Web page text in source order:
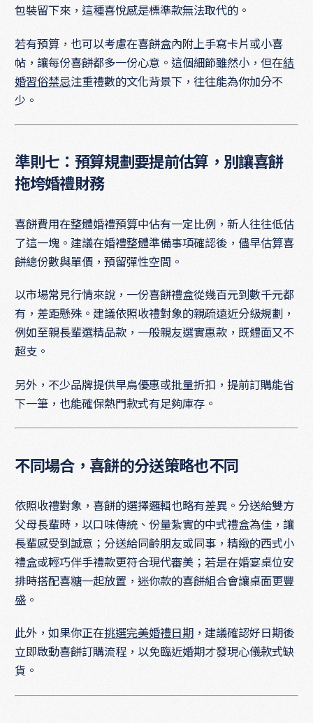
包裝留下來，這種喜悅感是標準款無法取代的。
若有預算，也可以考慮在喜餅盒內附上手寫卡片或小喜
帖，讓每份喜餅都多一份心意。這個細節雖然小，但在結
婚習俗禁忌注重禮數的文化背景下，往往能為你加分不
少。
準則七：預算規劃要提前估算，別讓喜餅
拖垮婚禮財務
喜餅費用在整體婚禮預算中佔有一定比例，新人往往低估
了這一塊。建議在婚禮整體準備事項確認後，儘早估算喜
餅總份數與單價，預留彈性空間。
以市場常見行情來說，一份喜餅禮盒從幾百元到數千元都
有，差距懸殊。建議依照收禮對象的親疏遠近分級規劃，
例如至親長輩選精品款，一般親友選實惠款，既體面又不
超支。
另外，不少品牌提供早鳥優惠或批量折扣，提前訂購能省
下一筆，也能確保熱門款式有足夠庫存。
不同場合，喜餅的分送策略也不同
依照收禮對象，喜餅的選擇邏輯也略有差異。分送給雙方
父母長輩時，以口味傳統、份量紮實的中式禮盒為佳，讓
長輩感受到誠意；分送給同齡朋友或同事，精緻的西式小
禮盒或輕巧伴手禮款更符合現代審美；若是在婚宴桌位安
排時搭配喜糖一起放置，迷你款的喜餅組合會讓桌面更豐
盛。
此外，如果你正在挑選完美婚禮日期 ，建議確認好日期後
立即啟動喜餅訂購流程，以免臨近婚期才發現心儀款式缺
貨。